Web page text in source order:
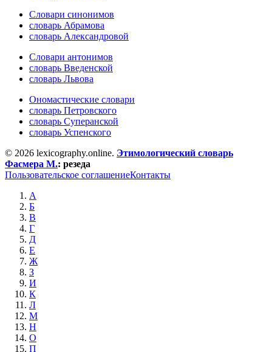
Словари синонимов
словарь Абрамова
словарь Александровой
Словари антонимов
словарь Введенской
словарь Львова
Ономастические словари
словарь Петровского
словарь Суперанской
словарь Успенского
© 2026 lexicography.online. Этимологический словарь
Фасмера М.: резеда
Пользовательское соглашениеКонтакты
А
Б
В
Г
Д
Е
Ж
З
И
К
Л
М
Н
О
П